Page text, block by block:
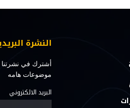
النشرة
أشترك في نشرتنا
موضوعات هامه
البريد الالكتروني